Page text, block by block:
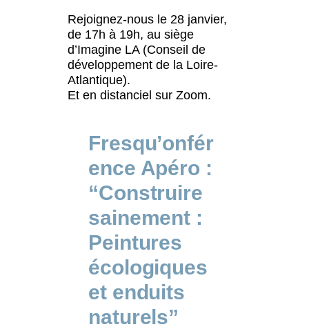
Rejoignez-nous le 28 janvier,
de 17h à 19h, au siège
d’Imagine LA (Conseil de
développement de la Loire-
Atlantique).
Et en distanciel sur Zoom.
Fresqu’onfér
ence Apéro :
“Construire
sainement :
Peintures
écologiques
et enduits
naturels”